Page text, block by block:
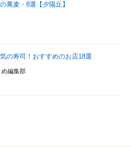
蕎麦・8選【夕陽丘】
の寿司！おすすめのお店18選
め編集部